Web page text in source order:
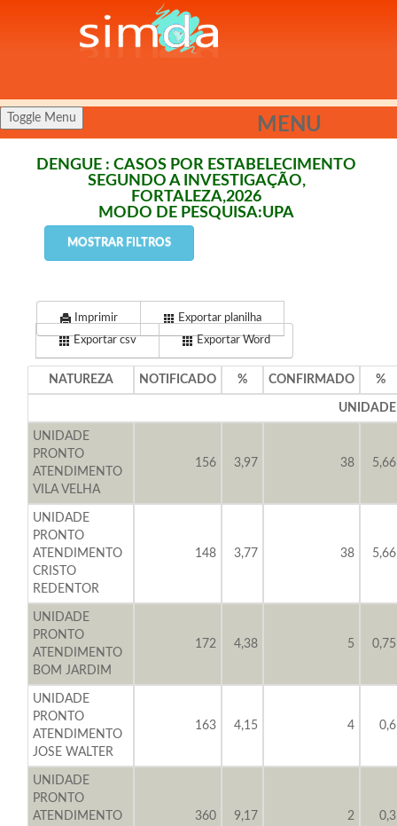
Toggle Menu MENU
DENGUE : CASOS POR ESTABELECIMENTO
SEGUNDO A INVESTIGAÇÃO,
FORTALEZA,2026
MODO DE PESQUISA:UPA
MOSTRAR FILTROS
Imprimir
Exportar planilha
Exportar csv
Exportar Word
NATUREZA NOTIFICADO % CONFIRMADO %
UNIDADE
PRONTO
ATENDIMENTO
VILA VELHA
156 3,97 38 5,66
UNIDADE
PRONTO
ATENDIMENTO
CRISTO
REDENTOR
148 3,77 38 5,66
UNIDADE
PRONTO
ATENDIMENTO
BOM JARDIM
172 4,38 5 0,75
UNIDADE
PRONTO
ATENDIMENTO
JOSE WALTER
163 4,15 4 0,6
UNIDADE
PRONTO
ATENDIMENTO
360 9,17 2 0,3